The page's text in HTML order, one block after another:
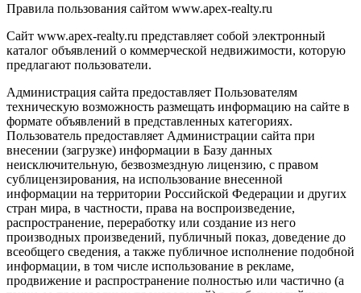
Правила пользования сайтом www.apex-realty.ru
Сайт www.apex-realty.ru представляет собой электронный
каталог объявлений о коммерческой недвижимости, которую
предлагают пользователи.
Администрация сайта предоставляет Пользователям
техническую возможность размещать информацию на сайте в
формате объявлений в представленных категориях.
Пользователь предоставляет Администрации сайта при
внесении (загрузке) информации в Базу данных
неисключительную, безвозмездную лицензию, с правом
сублицензирования, на использование внесенной
информации на территории Российской Федерации и других
стран мира, в частности, права на воспроизведение,
распространение, переработку или создание из него
производных произведений, публичный показ, доведение до
всеобщего сведения, а также публичное исполнение подобной
информации, в том числе использование в рекламе,
продвижение и распространение полностью или частично (а